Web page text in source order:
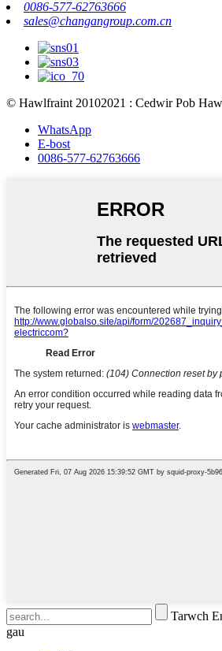
0086-577-62763666
sales@changangroup.com.cn
© Hawlfraint 20102021 : Cedwir Pob
WhatsApp
E-bost
0086-577-62763666
Tarwch
gau